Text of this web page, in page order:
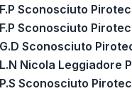
F.P Sconosciuto
F.P Sconosciuto
G.D Sconosciuto
L.N Nicola Leggiadore
P.S Sconosciuto